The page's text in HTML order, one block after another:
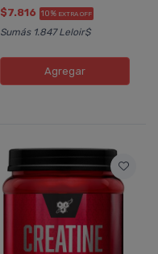
$7.816 10% EXTRA OFF
Sumás 1.847 Leloir$
Agregar